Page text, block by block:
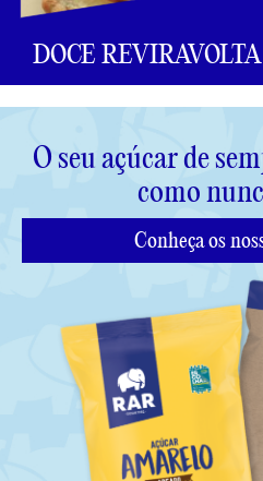
DOCE REVIRAVOLTA
DOCE REVIRAVOLTA
DOCE REVIRAVOLTA
O seu açúcar de
como
Conheça os